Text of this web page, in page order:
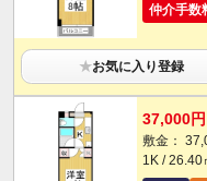
仲介手数
★お気に入り登録
37,000円
敷金：
1K / 26.40